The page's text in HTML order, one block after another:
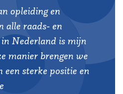
opleiding en
alle raads- en
Nederland is mijn
manier brengen we
een sterke positie en